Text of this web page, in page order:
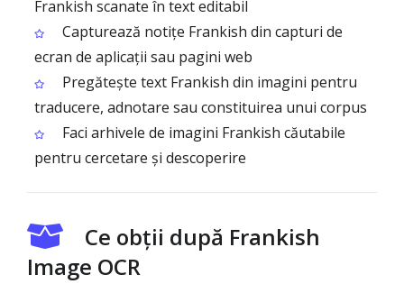
Frankish scanate în text editabil
Capturează notițe Frankish din capturi de
ecran de aplicații sau pagini web
Pregătește text Frankish din imagini pentru
traducere, adnotare sau constituirea unui corpus
Faci arhivele de imagini Frankish căutabile
pentru cercetare și descoperire
Ce obții după Frankish
Image OCR